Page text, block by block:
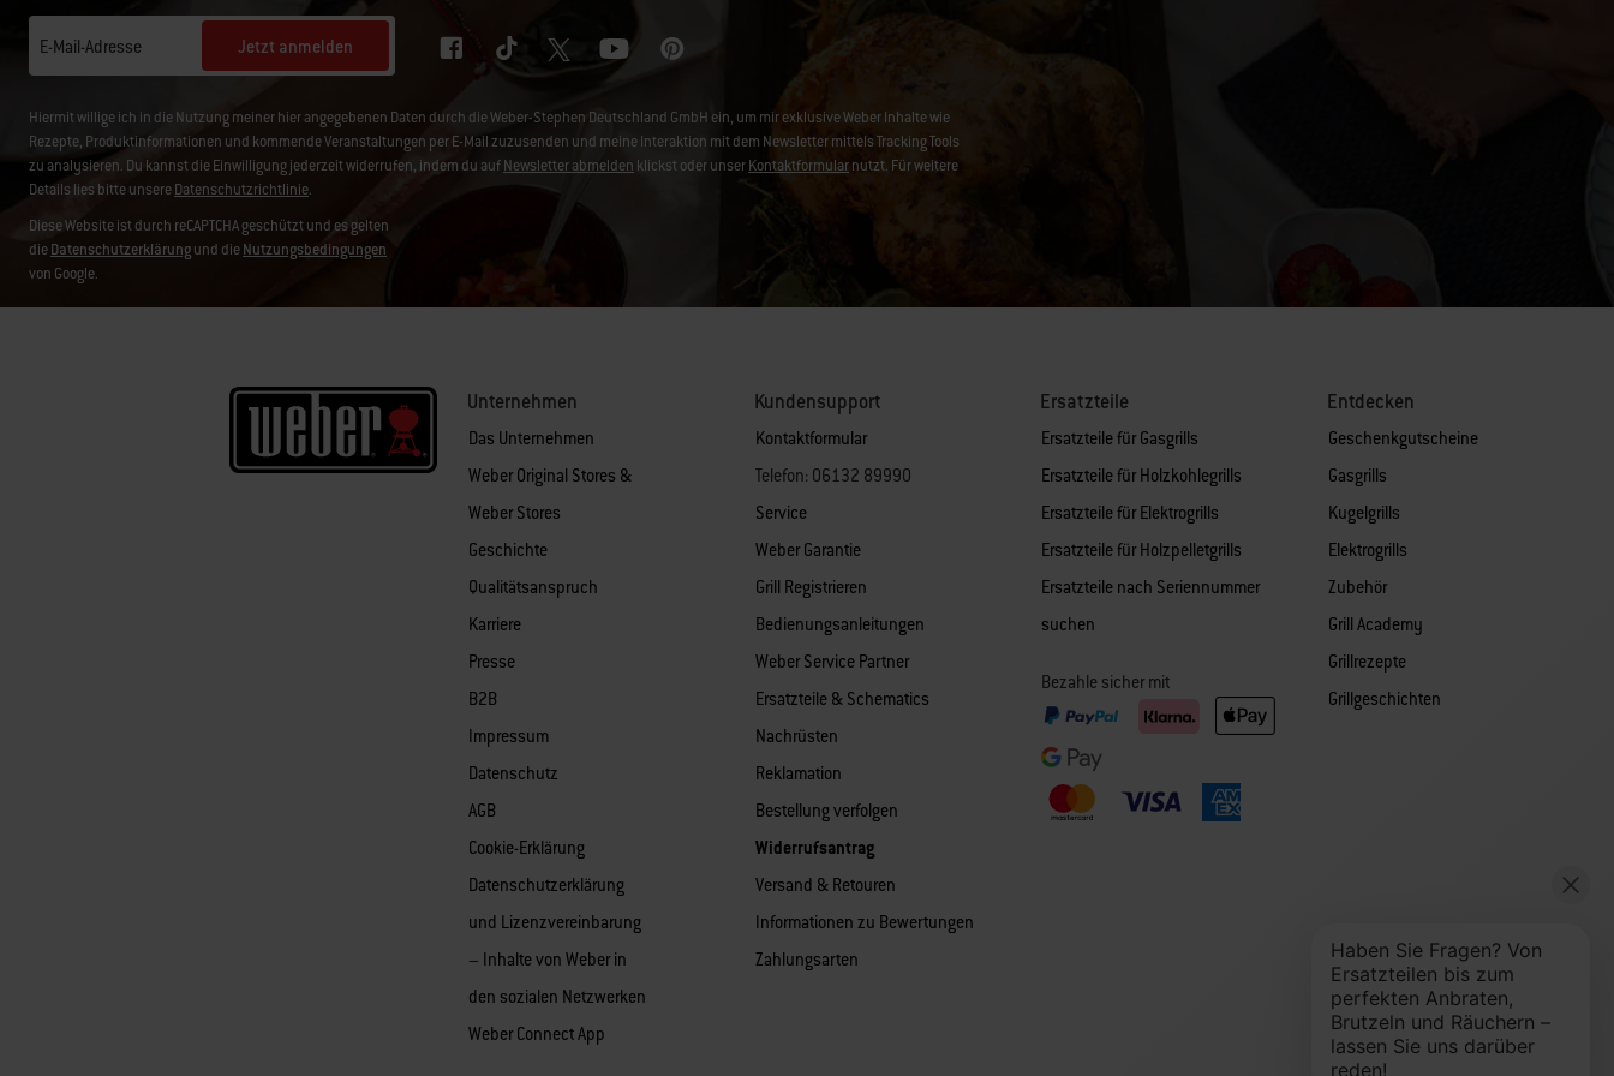
E-Mail-Adresse Jetzt anmelden
Hiermit willige ich in die Nutzung meiner hier angegebenen Daten durch die Weber-Stephen Deutschland GmbH ein, um mir exklusive Weber Inhalte wie
Rezepte, Produktinformationen und kommende Veranstaltungen per E-Mail zuzusenden und meine Interaktion mit dem Newsletter mittels Tracking Tools
zu analysieren. Du kannst die Einwilligung jederzeit widerrufen, indem du aufNewsletter abmelden klickst oder unserKontaktformularnutzt. Für weitere
Details lies bitte unsereDatenschutzrichtlinie.
Diese Website ist durch reCAPTCHA geschützt und es gelten
dieDatenschutzerklärungund dieNutzungsbedingungen
von Google.
Unternehmen
Das Unternehmen
Weber Original Stores &
Weber Stores
Geschichte
Qualitätsanspruch
Karriere
Presse
B2B
Impressum
Datenschutz
AGB
Cookie-Erklärung
Datenschutzerklärung
und Lizenzvereinbarung
– Inhalte von Weber in
den sozialen Netzwerken
Weber Connect App
Kundensupport
Kontaktformular
Telefon: 06132 89990
Service
Weber Garantie
Grill Registrieren
Bedienungsanleitungen
Weber Service Partner
Ersatzteile & Schematics
Nachrüsten
Reklamation
Bestellung verfolgen
Widerrufsantrag
Versand & Retouren
Informationen zu Bewertungen
Zahlungsarten
Ersatzteile
Ersatzteile für Gasgrills
Ersatzteile für Holzkohlegrills
Ersatzteile für Elektrogrills
Ersatzteile für Holzpelletgrills
Ersatzteile nach Seriennummer
suchen
Bezahle sicher mit
Entdecken
Geschenkgutscheine
Gasgrills
Kugelgrills
Elektrogrills
Zubehör
Grill Academy
Grillrezepte
Grillgeschichten